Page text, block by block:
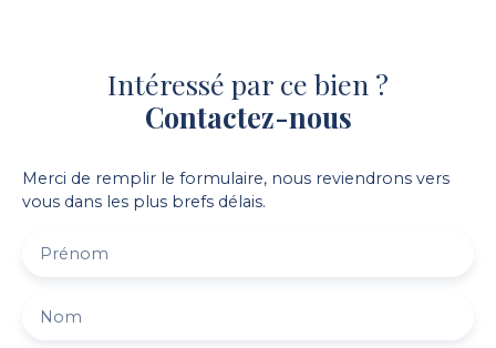
Intéressé par ce bien ?
Contactez-nous
Merci de remplir le formulaire, nous reviendrons vers
vous dans les plus brefs délais.
Prénom
Nom